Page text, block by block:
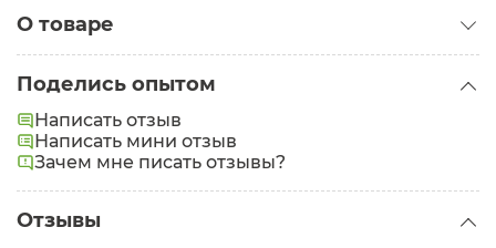
О товаре
Проблемы:
Выпадение волос
Поделись опытом
Написать отзыв
Написать мини отзыв
Зачем мне писать отзывы?
Отзывы